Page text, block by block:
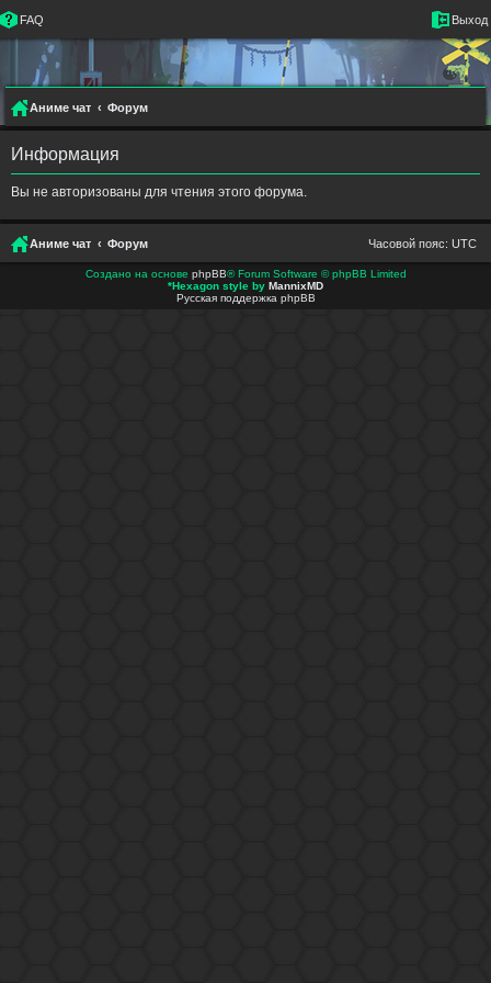
FAQ Выход
Аниме чат Форум
Информация
Вы не авторизованы для чтения этого форума.
Аниме чат Форум Часовой пояс: UTC
Создано на основе phpBB® Forum Software © phpBB Limited
*Hexagon style by MannixMD
Русская поддержка phpBB